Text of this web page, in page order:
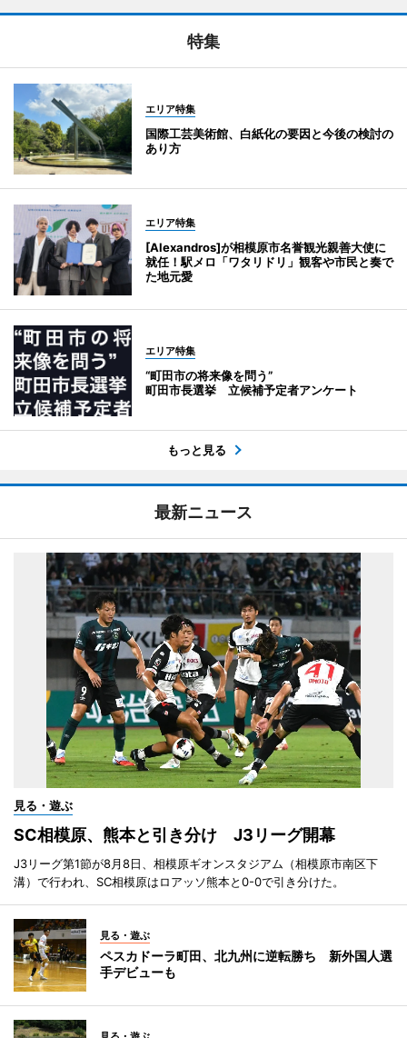
特集
エリア特集
国際工芸美術館、白紙化の要因と今後の検討の
あり方
エリア特集
[Alexandros]が相模原市名誉観光親善大使に
就任！駅メロ「ワタリドリ」観客や市民と奏で
た地元愛
エリア特集
“町田市の将来像を問う”
町田市長選挙 立候補予定者アンケート
もっと見る
最新ニュース
見る・遊ぶ
SC相模原、熊本と引き分け J3リーグ開幕
J3リーグ第1節が8月8日、相模原ギオンスタジアム（相模原市南区下
溝）で行われ、SC相模原はロアッソ熊本と0-0で引き分けた。
見る・遊ぶ
ペスカドーラ町田、北九州に逆転勝ち 新外国人選
手デビューも